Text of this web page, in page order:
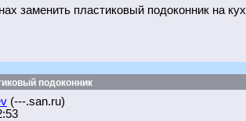
заменить пластиковый подоконник на
подоконник
(---.san.ru)